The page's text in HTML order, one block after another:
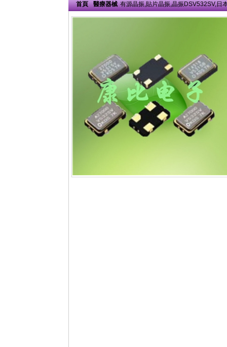
首頁 醫療器械 有源晶振,貼片晶振,晶振DSV532SV,日